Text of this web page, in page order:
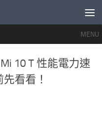
MENU
2
10 T 性能電力速
看看！